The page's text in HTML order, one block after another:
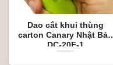
Dao cắt khui thùng
carton Canary Nhật Bản
DC-20F-1